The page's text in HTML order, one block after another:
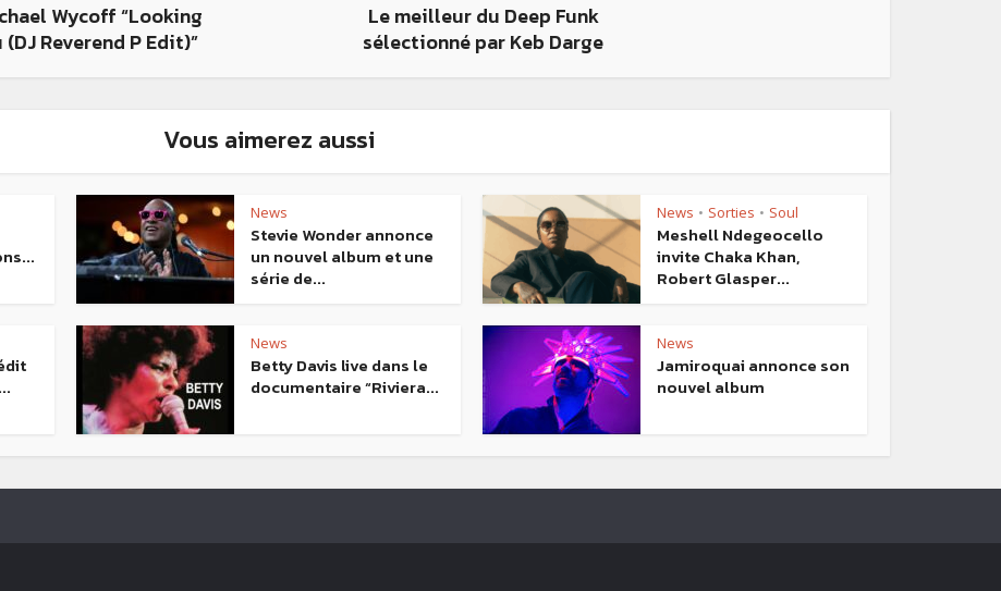
Wycoff “Looking
(DJ Reverend P Edit)”
Le meilleur du Deep Funk
sélectionné par Keb Darge
Vous aimerez aussi
News
Stevie Wonder annonce
un nouvel album et une
série de...
News • Sorties • Soul
Meshell Ndegeocello
invite Chaka Khan,
Robert Glasper...
News
Betty Davis live dans le
documentaire “Riviera...
News
Jamiroquai annonce son
nouvel album